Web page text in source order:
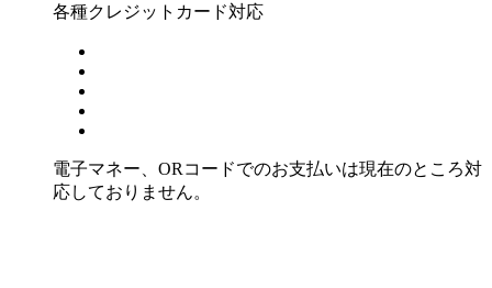
各種クレジットカード対応
電子マネー、ORコードでのお支払いは現在のところ対
応しておりません。